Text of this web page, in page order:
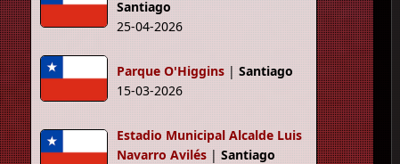
Santiago
25-04-2026
Parque O'Higgins |Santiago
15-03-2026
Estadio Municipal Alcalde Luis
Navarro Avilés|Santiago